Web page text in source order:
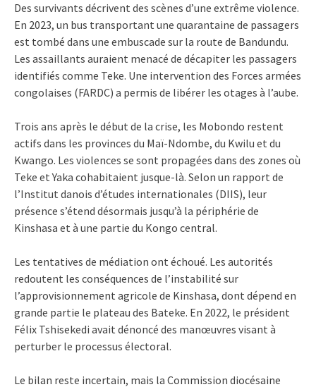
Des survivants décrivent des scènes d’une extrême violence.
En 2023, un bus transportant une quarantaine de passagers
est tombé dans une embuscade sur la route de Bandundu.
Les assaillants auraient menacé de décapiter les passagers
identifiés comme Teke. Une intervention des Forces armées
congolaises (FARDC) a permis de libérer les otages à l’aube.
Trois ans après le début de la crise, les Mobondo restent
actifs dans les provinces du Maï-Ndombe, du Kwilu et du
Kwango. Les violences se sont propagées dans des zones où
Teke et Yaka cohabitaient jusque-là. Selon un rapport de
l’Institut danois d’études internationales (DIIS), leur
présence s’étend désormais jusqu’à la périphérie de
Kinshasa et à une partie du Kongo central.
Les tentatives de médiation ont échoué. Les autorités
redoutent les conséquences de l’instabilité sur
l’approvisionnement agricole de Kinshasa, dont dépend en
grande partie le plateau des Bateke. En 2022, le président
Félix Tshisekedi avait dénoncé des manœuvres visant à
perturber le processus électoral.
Le bilan reste incertain, mais la Commission diocésaine